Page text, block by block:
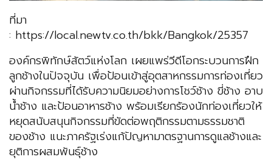
ที่มา
: https://local.newtv.co.th/bkk/Bangkok/25357
องค์กรพิทักษ์สัตว์แห่งโลก เผยแพร่วีดีโอกระบวนการฝึก
ลูกช้างในปัจจุบัน เพื่อป้อนเข้าสู่อุตสาหกรรมการท่องเที่ยว
ผ่านกิจกรรมที่ได้รับความนิยมอย่างการโชว์ช้าง ขี่ช้าง อาบ
น้ำช้าง และป้อนอาหารช้าง พร้อมเรียกร้องนักท่องเที่ยวให้
หยุดสนับสนุนกิจกรรมที่ขัดต่อพฤติกรรมตามธรรมชาติ
ของช้าง แนะภาครัฐเร่งแก้ปัญหามาตรฐานการดูแลช้างและ
ยุติการผสมพันธุ์ช้าง